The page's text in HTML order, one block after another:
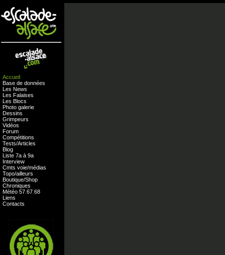
Accueil
Base de données
Les News
Les Falaises
Les Blocs
Photo galerie
Dessins
Grimpeurs
Vidéos
Forum
Compétitions
Tests/Articles
Blog
Liste 7a à 9a
Interview
Cmts voie/médias
Topo/ailleurs
Boutique/Shop
Chroniques
Météo 57 67 68
Liens
Contacts